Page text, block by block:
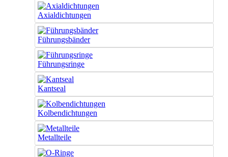
Axialdichtungen
Führungsbänder
Führungsringe
Kantseal
Kolbendichtungen
Metallteile